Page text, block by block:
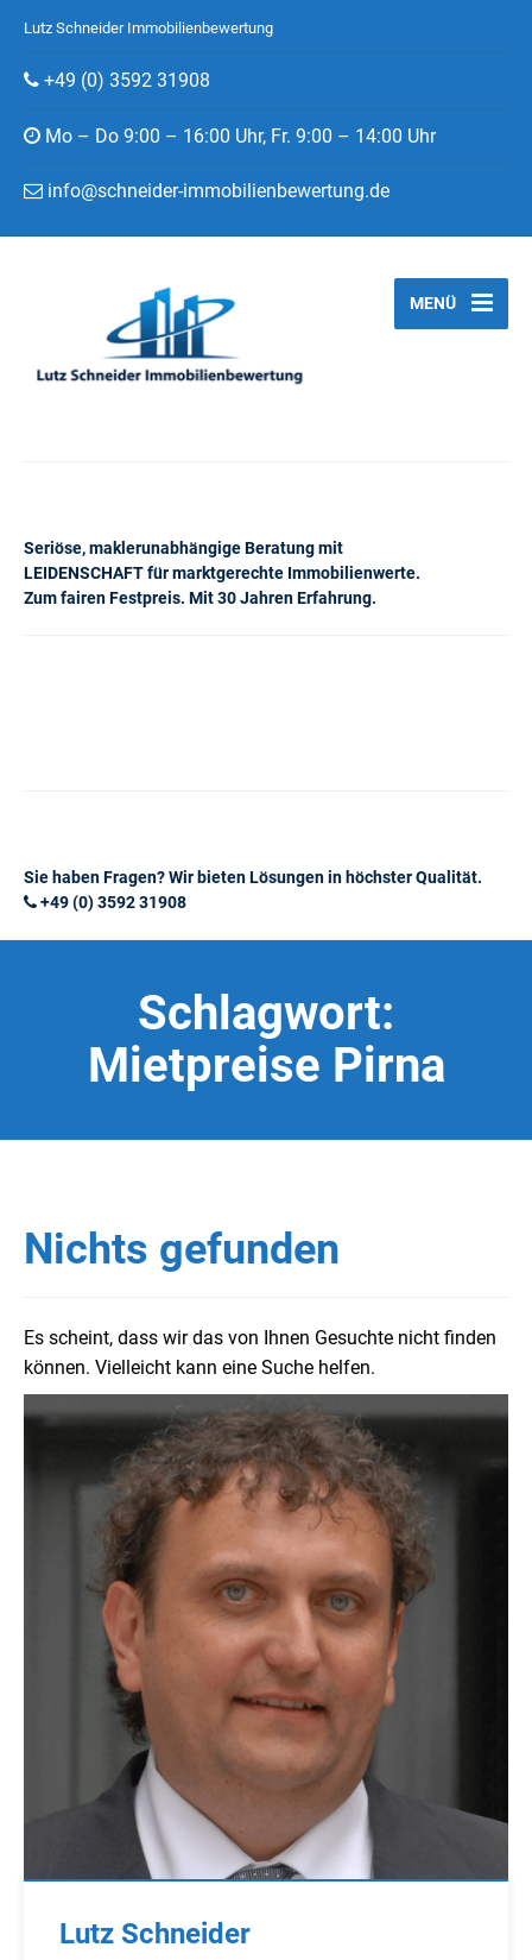
Lutz Schneider Immobilienbewertung
+49 (0) 3592 31908
Mo – Do 9:00 – 16:00 Uhr, Fr. 9:00 – 14:00 Uhr
info@schneider-immobilienbewertung.de
Seriöse, maklerunabhängige Beratung mit
LEIDENSCHAFT für marktgerechte Immobilienwerte.
Zum fairen Festpreis. Mit 30 Jahren Erfahrung.
MENÜ
Sie haben Fragen? Wir bieten Lösungen in höchster Qualität.
+49 (0) 3592 31908
Schlagwort:
Mietpreise Pirna
Nichts gefunden
Es scheint, dass wir das von Ihnen Gesuchte nicht finden
können. Vielleicht kann eine Suche helfen.
Lutz Schneider